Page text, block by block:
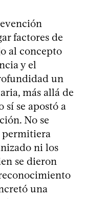
factores de
al concepto
y el
un
más allá de
sí se apostó a
No se
permitiera
ni los
se dieron
una